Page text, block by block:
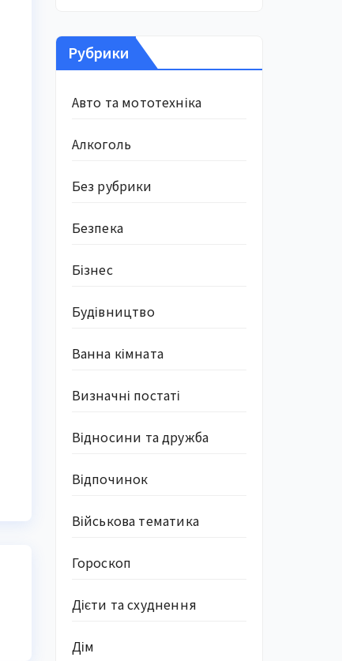
Рубрики
Авто та мототехніка
Алкоголь
Без рубрики
Безпека
Бізнес
Будівництво
Ванна кімната
Визначні постаті
Відносини та дружба
Відпочинок
Військова тематика
Гороскоп
Дієти та схуднення
Дім